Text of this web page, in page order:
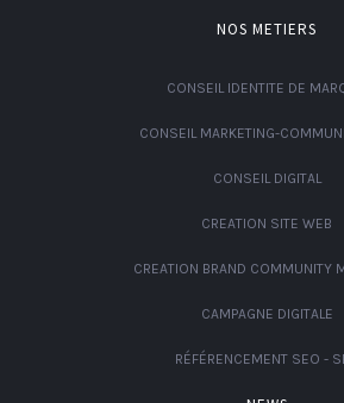
NOS METIERS
CONSEIL IDENTITE DE
CONSEIL MARKETING-
CONSEIL DIGITAL
CREATION SITE WEB
CREATION BRAND COMMUNITY
CAMPAGNE DIGITALE
RÉFÉRENCEMENT SEO -